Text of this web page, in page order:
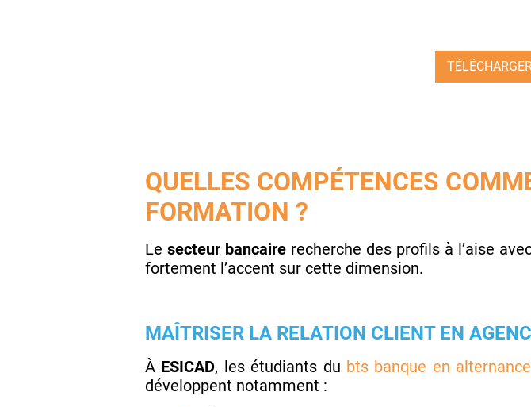
QUELLES COMPÉTENCES
FORMATION ?
Le secteur bancaire recherche des profils à l’aise
fortement l’accent sur cette dimension.
MAÎTRISER LA RELATION CLIENT EN
À ESICAD, les étudiants du bts banque en alternance
développent notamment :